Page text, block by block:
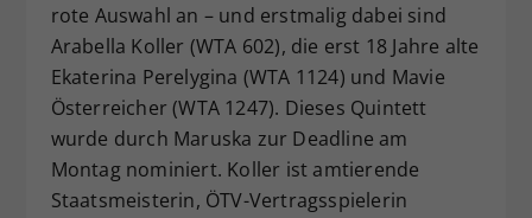
rote Auswahl an – und erstmalig dabei sind
Arabella Koller (WTA 602), die erst 18 Jahre alte
Ekaterina Perelygina (WTA 1124) und Mavie
Österreicher (WTA 1247). Dieses Quintett
wurde durch Maruska zur Deadline am
Montag nominiert. Koller ist amtierende
Staatsmeisterin, ÖTV-Vertragsspielerin